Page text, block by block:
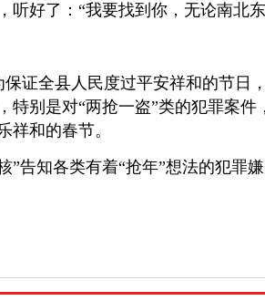
听好了： “我要找到你，无论南北东
保证全县人民度过平安祥和的节日
特别是对“两抢一盗”类的犯罪案
祥和的春节。
”告知各类有着“抢年”想法的犯罪嫌